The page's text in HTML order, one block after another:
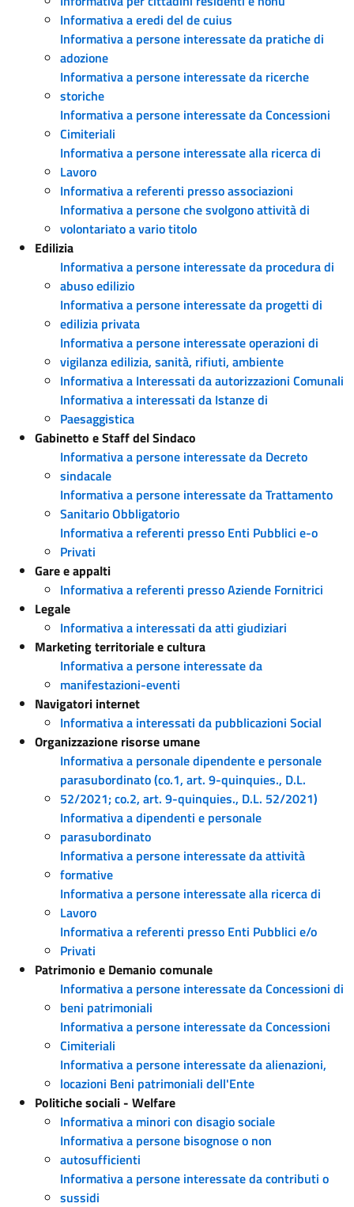
Informativa a eredi del de cuius
Informativa a persone interessate da pratiche di
adozione
Informativa a persone interessate da ricerche
storiche
Informativa a persone interessate da Concessioni
Cimiteriali
Informativa a persone interessate alla ricerca di
Lavoro
Informativa a referenti presso associazioni
Informativa a persone che svolgono attività di
volontariato a vario titolo
Edilizia
Informativa a persone interessate da procedura di
abuso edilizio
Informativa a persone interessate da progetti di
edilizia privata
Informativa a persone interessate operazioni di
vigilanza edilizia, sanità, rifiuti, ambiente
Informativa a Interessati da autorizzazioni Comunali
Informativa a interessati da Istanze di
Paesaggistica
Gabinetto e Staff del Sindaco
Informativa a persone interessate da Decreto
sindacale
Informativa a persone interessate da Trattamento
Sanitario Obbligatorio
Informativa a referenti presso Enti Pubblici e-o
Privati
Gare e appalti
Informativa a referenti presso Aziende Fornitrici
Legale
Informativa a interessati da atti giudiziari
Marketing territoriale e cultura
Informativa a persone interessate da
manifestazioni-eventi
Navigatori internet
Informativa a interessati da pubblicazioni Social
Organizzazione risorse umane
Informativa a personale dipendente e personale
parasubordinato (co.1, art. 9-quinquies., D.L.
52/2021; co.2, art. 9-quinquies., D.L. 52/2021)
Informativa a dipendenti e personale
parasubordinato
Informativa a persone interessate da attività
formative
Informativa a persone interessate alla ricerca di
Lavoro
Informativa a referenti presso Enti Pubblici e/o
Privati
Patrimonio e Demanio comunale
Informativa a persone interessate da Concessioni di
beni patrimoniali
Informativa a persone interessate da Concessioni
Cimiteriali
Informativa a persone interessate da alienazioni,
locazioni Beni patrimoniali dell'Ente
Politiche sociali - Welfare
Informativa a minori con disagio sociale
Informativa a persone bisognose o non
autosufficienti
Informativa a persone interessate da contributi o
sussidi